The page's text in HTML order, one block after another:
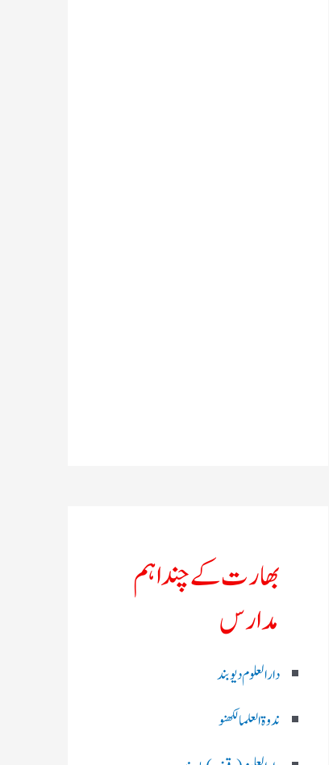
بھارت کے چند اہم
مدارس
دارالعلوم دیوبند
ندوۃالعلما لکھنو